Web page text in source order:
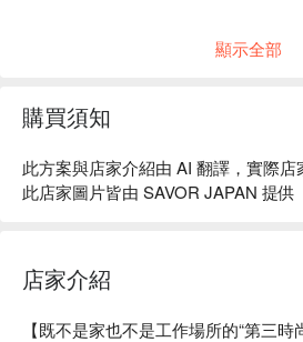
顯示全部
購買須知
此方案與店家介紹由 AI 翻譯，實際
此店家圖片皆由 SAVOR JAPAN 提供
店家介紹
【既不是家也不是工作場所的“第三